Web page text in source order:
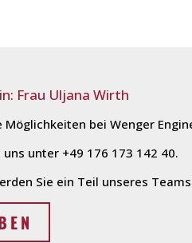
Frau Uljana Wirth
Möglichkeiten bei Wenger
unter +49 176 173 142 40.
Sie ein Teil unseres